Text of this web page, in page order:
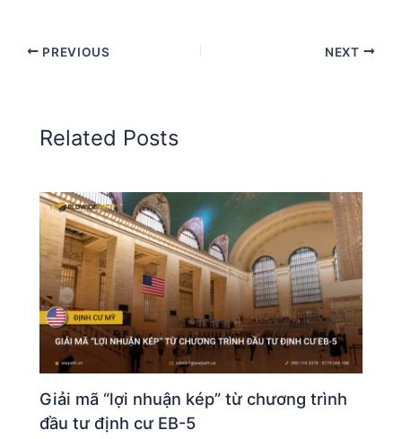
PREVIOUS NEXT
Related Posts
Giải mã “lợi nhuận kép” từ chương trình
đầu tư định cư EB-5